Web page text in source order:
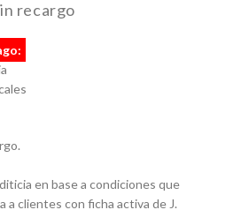
recargo
en base a condiciones que
a clientes con ficha activa de J.